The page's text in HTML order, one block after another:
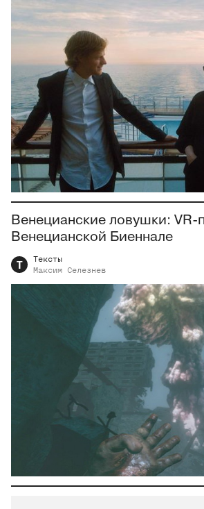
Венецианские ловушки:
Венецианской Биеннале
Т
Тексты
Максим
Селезнев